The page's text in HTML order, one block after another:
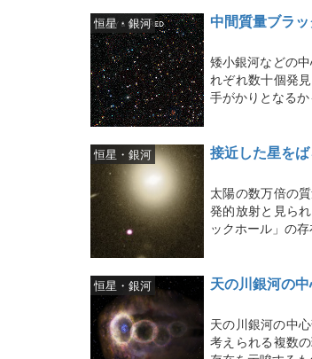
中間質量ブラ
恒星・銀河
矮小銀河などの
れぞれ数十個発
手がかりとなるか
接近した星を
恒星・銀河
太陽の数万倍の
発的放射と見ら
ックホール」の
天の川銀河の
恒星・銀河
天の川銀河の中
考えられる複数